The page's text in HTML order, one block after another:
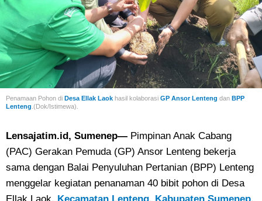
Penamaan Pohon di Desa Ellak Laok hasil kolaborasi GP Ansor Lenteng dan BPP
Lenteng .(Dok/Istimewa).
Lensajatim.id, Sumenep— Pimpinan Anak Cabang
(PAC) Gerakan Pemuda (GP) Ansor Lenteng bekerja
sama dengan Balai Penyuluhan Pertanian (BPP) Lenteng
menggelar kegiatan penanaman 40 bibit pohon di Desa